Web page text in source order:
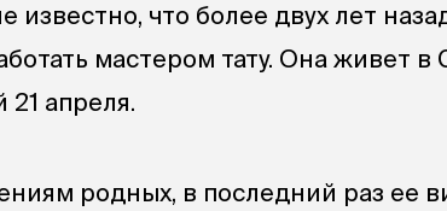
известно, что более двух лет
мастером тату. Она живет в
21 апреля.
родных, в последний раз ее